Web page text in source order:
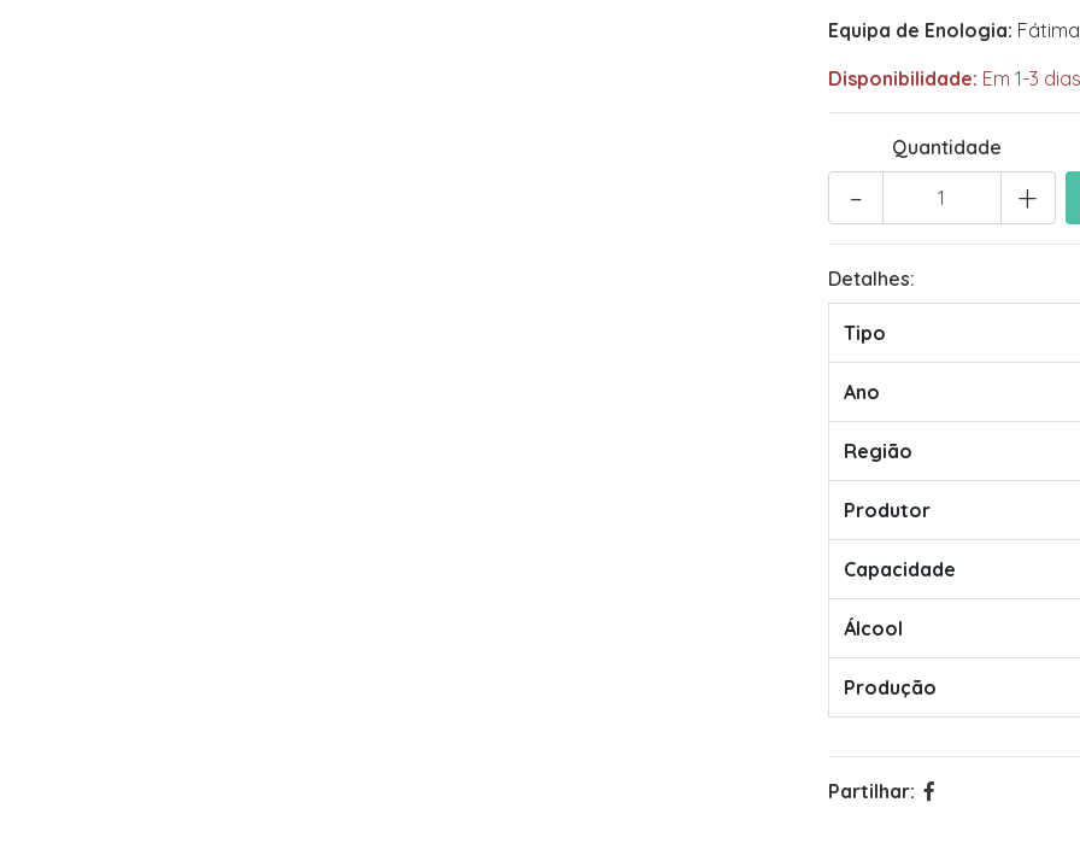
Equipa de Enologia:
Disponibilidade: Em 1-3
Quantidade
+
-
Detalhes:
Tipo
Ano
Região
Produtor
Capacidade
Álcool
Produção
Partilhar: